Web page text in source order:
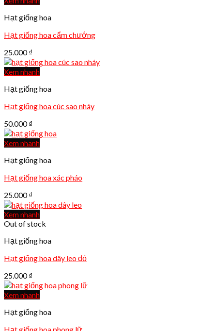
Hạt giống hoa
Hạt giống hoa cẩm chướng
25.000₫
Xem nhanh
Hạt giống hoa
Hạt giống hoa cúc sao nháy
50.000₫
Xem nhanh
Hạt giống hoa
Hạt giống hoa xác pháo
25.000₫
Xem nhanh
Out of stock
Hạt giống hoa
Hạt giống hoa dây leo đỏ
25.000₫
Xem nhanh
Hạt giống hoa